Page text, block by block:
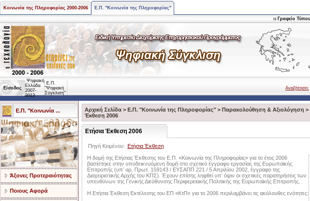
Κοινωνία της Πληροφορίας 2000-2006 Ε.Π. "Κοινωνία της Πληροφορίας"
Γραφείο Τύπου
Είσοδος
Ψηφιακή
Ελλάδα
2007-
2013
Ε.Π.
"Ψηφιακή
Σύγκλιση"
Αναζήτηση:
Ε.Π. "Κοινωνία ...
Άξονες Προτεραιότητας
Ποιους Αφορά
Αρχική Σελίδα > Ε.Π. "Κοινωνία της Πληροφορίας" > Παρακολούθηση & Αξιολόγηση >
Έκθεση 2006
Ετήσια Έκθεση 2006
Πηγή Κειμένου: Ετήσια Έκθεση
Η δομή της Ετήσιας Έκθεσης του Ε.Π. «Κοινωνία της Πληροφορίας» για το έτος 2006
βασίστηκε στην υποδεικνυόμενη δομή στο σχετικό έγγραφο εργασίας της Ευρωπαϊκής
Επιτροπής (υπ’ αρ. Πρωτ. 159143 / ΕΥΣΑΠΠ 221 / 5 Απριλίου 2002, έγγραφο της
Διαχειριστικής Αρχής του ΚΠΣ). Έχουν επίσης ληφθεί υπ’ όψιν οι σχετικές παρατηρήσεις των
υπευθύνων της Γενικής Διεύθυνσης Περιφερειακής Πολιτικής της Ευρωπαϊκής Επιτροπής.
Η Ετήσια Έκθεση Εκτέλεσης του ΕΠ «ΚτΠ» για το 2006 περιλαμβάνει τις ακόλουθες ενότητες: